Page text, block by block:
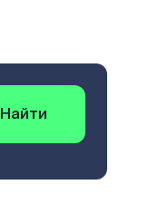
Найти